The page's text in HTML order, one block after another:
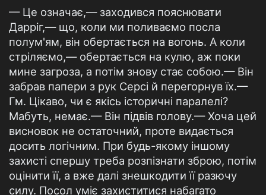
— Це означає,— заходився пояснювати
Дарріг,— що, коли ми поливаємо посла
полум'ям, він обертається на вогонь. А коли
стріляємо,— обертається на кулю, аж поки
мине загроза, а потім знову стає собою.— Він
забрав папери з рук Серсі й перегорнув їх.—
Гм. Цікаво, чи є якісь історичні паралелі?
Мабуть, немає.— Він підвів голову.— Хоча цей
висновок не остаточний, проте видається
досить логічним. При будь-якому іншому
захисті спершу треба розпізнати зброю, потім
оцінити її, а вже далі знешкодити її разючу
силу. Посол уміє захиститися набагато